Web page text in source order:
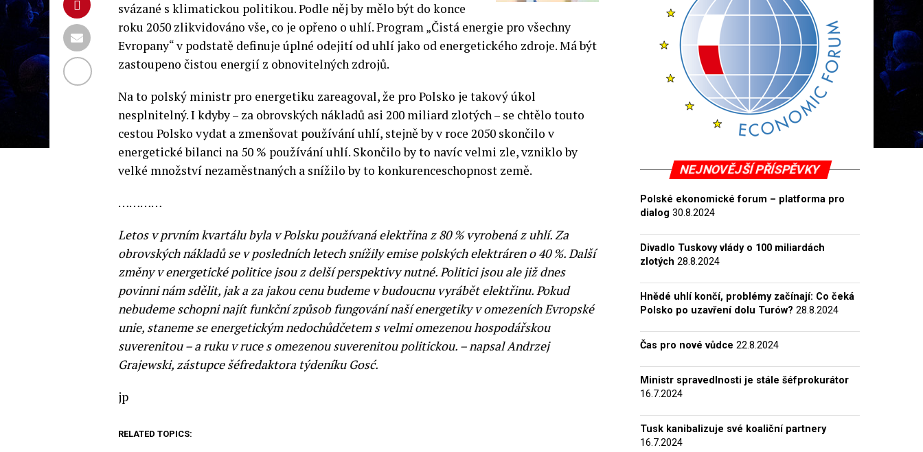
svázané s klimatickou politikou. Podle něj by mělo být do konce
roku 2050 zlikvidováno vše, co je opřeno o uhlí.Program „Čistá energie pro všechny
Evropany“ v podstatě definuje úplné odejití od uhlí jako od energetického zdroje. Má být
zastoupeno čistou energií z obnovitelných zdrojů.
Na to polský ministr pro energetiku zareagoval, že pro Polsko je takový úkol
nesplnitelný. I kdyby – za obrovských nákladů asi 200 miliard zlotých – se chtělo touto
cestou Polsko vydat a zmenšovat používání uhlí, stejně by v roce 2050 skončilo v
energetické bilanci na 50 % používání uhlí. Skončilo by to navíc velmi zle, vzniklo by
velké množství nezaměstnaných a snížilo by to konkurenceschopnost země.
…………
Letos v prvním kvartálu byla v Polsku používaná elektřina z 80 % vyrobená z uhlí. Za
obrovských nákladů se v posledních letech snížily emise polských elektráren o 40 %. Další
změny v energetické politice jsou z delší perspektivy nutné. Politici jsou ale již dnes
povinni nám sdělit, jak a za jakou cenu budeme v budoucnu vyrábět elektřinu. Pokud
nebudeme schopni najít funkční způsob fungování naší energetiky v omezeních Evropské
unie, staneme se energetickým nedochůdčetem s velmi omezenou hospodářskou
suverenitou – a ruku v ruce s omezenou suverenitou politickou. – napsal Andrzej
Grajewski, zástupce šéfredaktora týdeníku Gosć.
jp
RELATED TOPICS:
NEJNOVĚJŠÍ PŘÍSPĚVKY
Polské ekonomické forum – platforma pro
dialog 30.8.2024
Divadlo Tuskovy vlády o 100 miliardách
zlotých 28.8.2024
Hnědé uhlí končí, problémy začínají: Co čeká
Polsko po uzavření dolu Turów? 28.8.2024
Čas pro nové vůdce 22.8.2024
Ministr spravedlnosti je stále šéfprokurátor
16.7.2024
Tusk kanibalizuje své koaliční partnery
16.7.2024